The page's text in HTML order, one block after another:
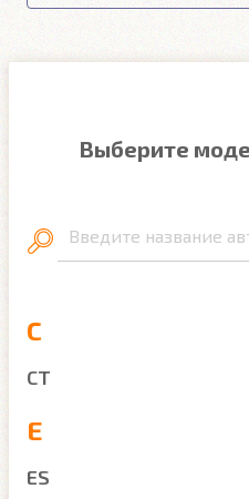
Выберите
Введите название
C
CT
E
ES